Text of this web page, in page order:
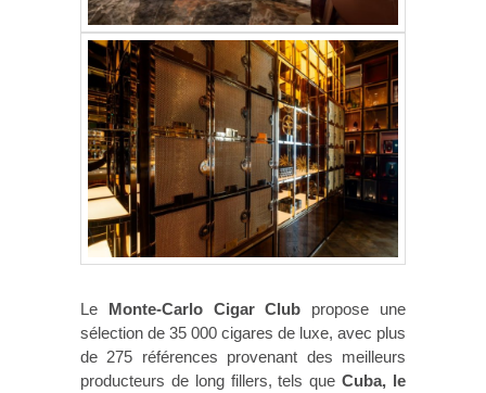
Le Monte-Carlo Cigar Club propose une
sélection de 35 000 cigares de luxe, avec plus
de 275 références provenant des meilleurs
producteurs de long fillers, tels queCuba, le